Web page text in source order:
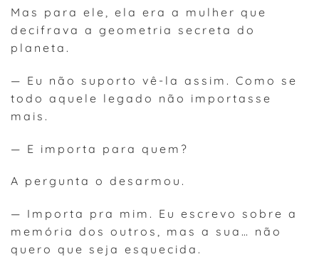
Mas para ele, ela era a mulher que
decifrava a geometria secreta do
planeta.
— Eu não suporto vê-la assim. Como se
todo aquele legado não importasse
mais.
— E importa para quem?
A pergunta o desarmou.
— Importa pra mim. Eu escrevo sobre a
memória dos outros, mas a sua… não
quero que seja esquecida.